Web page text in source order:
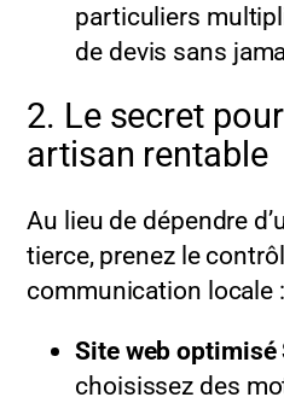
particuliers
de devis sans
2. Le secret
artisan rentable
Au lieu de dépendre
tierce, prenez le
communication locale :
Site web optimisé
choisissez des